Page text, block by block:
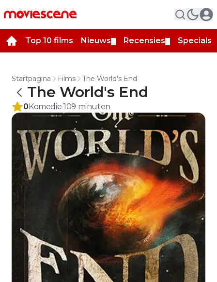
Top 10 films Nieuws Recensies Specials
Startpagina Films The World's End
The World's End
0Komedie 109 minuten